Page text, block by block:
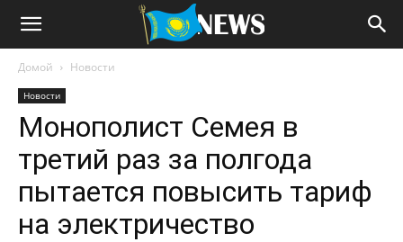
Домой Новости
Новости
Монополист Семея в
третий раз за полгода
пытается повысить тариф
на электричество